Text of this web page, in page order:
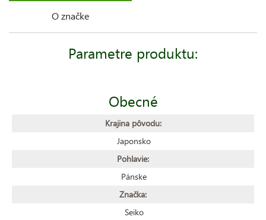
O značke
Parametre produktu:
Obecné
Krajina pôvodu:
Japonsko
Pohlavie:
Pánske
Značka:
Seiko